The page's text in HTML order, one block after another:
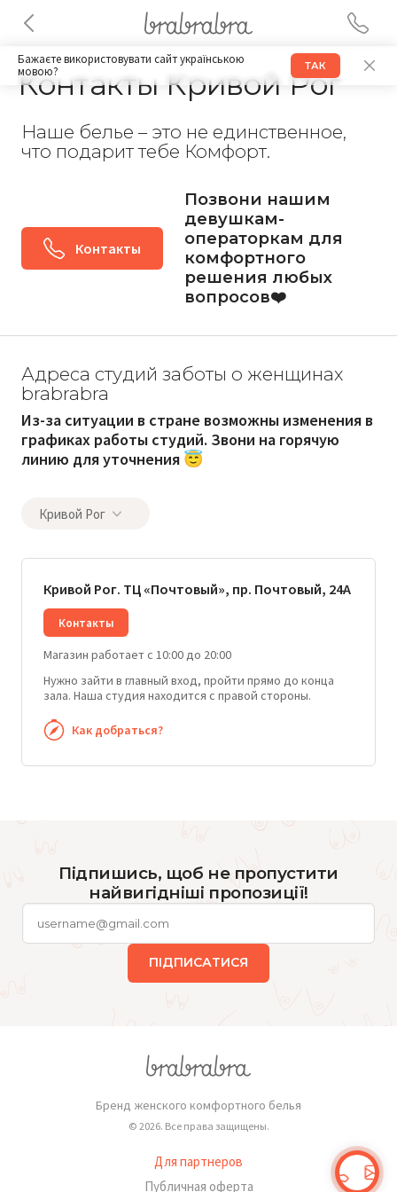
Бажаєте використовувати сайт українською
мовою?
ТАК
Контакты Кривой Рог
Наше белье – это не единственное,
что подарит тебе Комфорт.
Контакты
Позвони нашим
девушкам-
операторкам для
комфортного
решения любых
вопросов❤️
Адреса студий заботы о женщинах
brabrabra
Из-за ситуации в стране возможны изменения в
графиках работы студий. Звони на горячую
линию для уточнения 😇
Кривой Рог
Кривой Рог. ТЦ «Почтовый», пр. Почтовый, 24А
Контакты
Магазин работает с 10:00 до 20:00
Нужно зайти в главный вход, пройти прямо до конца
зала. Наша студия находится с правой стороны.
Как добраться?
Підпишись, щоб не пропустити
найвигідніші пропозиції!
ПІДПИСАТИСЯ
Бренд женского комфортного белья
© 2026. Все права защищены.
Для партнеров
Публичная оферта